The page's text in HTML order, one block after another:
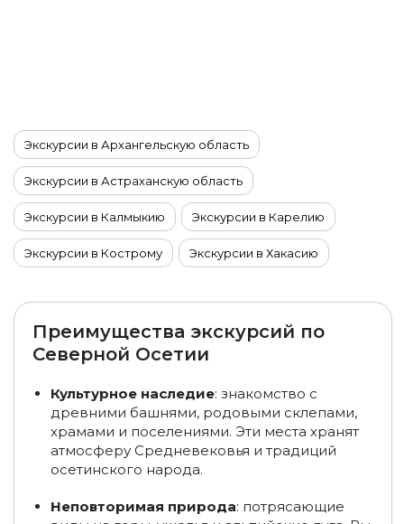
Экскурсии в Архангельскую область
Экскурсии в Астраханскую область
Экскурсии в Калмыкию Экскурсии в Карелию
Экскурсии в Кострому Экскурсии в Хакасию
Экскурсии на Камчатку
Экскурсии на Плато Путорана
Экскурсии по Золотому кольцу Экскурсии на Урал
Туры на 7 дней по России Туры на 10 дней по России
Туры на 11 дней по России
Туры на 13 дней по России Туры на 14 дней по России
Преимущества экскурсий по
Северной Осетии
Культурное наследие: знакомство с
древними башнями, родовыми склепами,
храмами и поселениями. Эти места хранят
атмосферу Средневековья и традиций
осетинского народа.
Неповторимая природа: потрясающие